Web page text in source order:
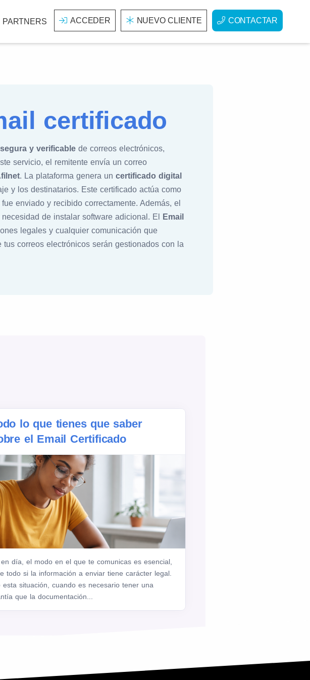
PARTNERS ACCEDER NUEVO CLIENTE CONTACTAR
certificado
y verificable de correos electrónicos,
servicio, el remitente envía un correo
. La plataforma genera un certificado digital
y los destinatarios. Este certificado actúa como
enviado y recibido correctamente. Además, el
de instalar software adicional. El
Email
legales y cualquier comunicación que
correos electrónicos serán gestionados con la
lo que tienes que saber
el Email Certificado
día, el modo en el que te comunicas es esencial,
todo si la información a enviar tiene carácter legal.
esta situación, cuando es necesario tener una
que la documentación...